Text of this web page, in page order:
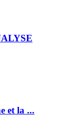
et la ...